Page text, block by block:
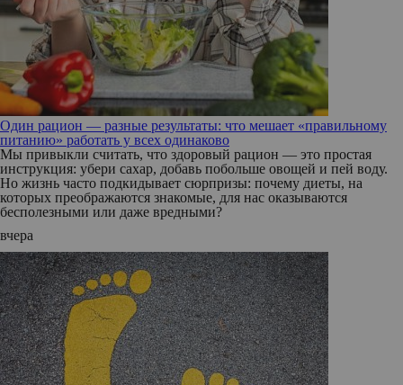
Один рацион — разные результаты: что мешает «правильному
питанию» работать у всех одинаково
Мы привыкли считать, что здоровый рацион — это простая
инструкция: убери сахар, добавь побольше овощей и пей воду.
Но жизнь часто подкидывает сюрпризы: почему диеты, на
которых преображаются знакомые, для нас оказываются
бесполезными или даже вредными?
вчера